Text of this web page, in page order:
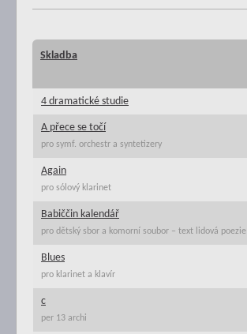
Skladba
4 dramatické studie
A přece se točí
pro symf. orchestr a syntetizery
Again
pro sólový klarinet
Babiččin kalendář
pro dětský sbor a komorní soubor – text lidová poezie
Blues
pro klarinet a klavír
c
per 13 archi